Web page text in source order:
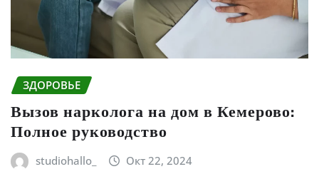
ЗДОРОВЬЕ
Вызов нарколога на дом в Кемерово:
Полное руководство
studiohallo_ Окт 22, 2024